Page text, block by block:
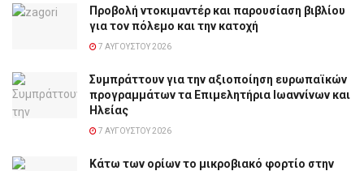
Προβολή ντοκιμαντέρ και παρουσίαση βιβλίου
για τον πόλεμο και την κατοχή
7 ΑΥΓΟΎΣΤΟΥ 2026
Συμπράττουν για την αξιοποίηση ευρωπαϊκών
προγραμμάτων τα Επιμελητήρια Ιωαννίνων και
Ηλείας
7 ΑΥΓΟΎΣΤΟΥ 2026
Κάτω των ορίων το μικροβιακό φορτίο στην